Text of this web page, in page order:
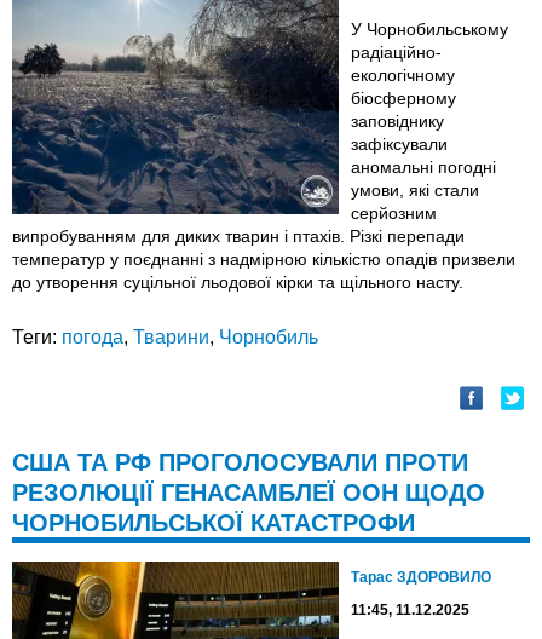
У Чорнобильському
радіаційно-
екологічному
біосферному
заповіднику
зафіксували
аномальні погодні
умови, які стали
серйозним
випробуванням для диких тварин і птахів. Різкі перепади
температур у поєднанні з надмірною кількістю опадів призвели
до утворення суцільної льодової кірки та щільного насту.
Теги: погода, Тварини, Чорнобиль
США ТА РФ ПРОГОЛОСУВАЛИ ПРОТИ
РЕЗОЛЮЦІЇ ГЕНАСАМБЛЕЇ ООН ЩОДО
ЧОРНОБИЛЬСЬКОЇ КАТАСТРОФИ
Тарас ЗДОРОВИЛО
11:45, 11.12.2025